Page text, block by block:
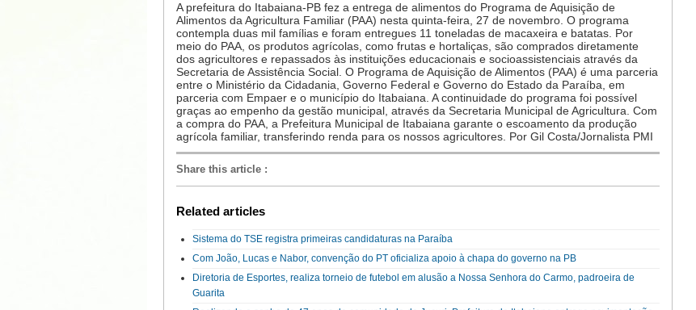
A prefeitura do Itabaiana-PB fez a entrega de alimentos do Programa de Aquisição de
Alimentos da Agricultura Familiar (PAA) nesta quinta-feira, 27 de novembro. O programa
contempla duas mil famílias e foram entregues 11 toneladas de macaxeira e batatas. Por
meio do PAA, os produtos agrícolas, como frutas e hortaliças, são comprados diretamente
dos agricultores e repassados às instituições educacionais e socioassistenciais através da
Secretaria de Assistência Social. O Programa de Aquisição de Alimentos (PAA) é uma parceria
entre o Ministério da Cidadania, Governo Federal e Governo do Estado da Paraíba, em
parceria com Empaer e o município do Itabaiana. A continuidade do programa foi possível
graças ao empenho da gestão municipal, através da Secretaria Municipal de Agricultura. Com
a compra do PAA, a Prefeitura Municipal de Itabaiana garante o escoamento da produção
agrícola familiar, transferindo renda para os nossos agricultores. Por Gil Costa/Jornalista PMI
Share this article :
Related articles
Sistema do TSE registra primeiras candidaturas na Paraíba
Com João, Lucas e Nabor, convenção do PT oficializa apoio à chapa do governo na PB
Diretoria de Esportes, realiza torneio de futebol em alusão a Nossa Senhora do Carmo, padroeira de
Guarita